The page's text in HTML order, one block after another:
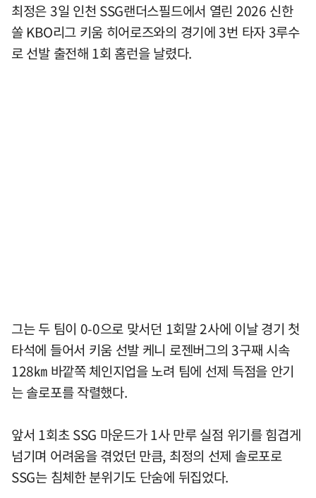
최정은 3일 인천 SSG랜더스필드에서 열린 2026 신한
쏠 KBO리그 키움 히어로즈와의 경기에 3번 타자 3루수
로 선발 출전해 1회 홈런을 날렸다.
그는 두 팀이 0-0으로 맞서던 1회말 2사에 이날 경기 첫
타석에 들어서 키움 선발 케니 로젠버그의 3구째 시속
128㎞ 바깥쪽 체인지업을 노려 팀에 선제 득점을 안기
는 솔로포를 작렬했다.
앞서 1회초 SSG 마운드가 1사 만루 실점 위기를 힘겹게
넘기며 어려움을 겪었던 만큼, 최정의 선제 솔로포로
SSG는 침체한 분위기도 단숨에 뒤집었다.